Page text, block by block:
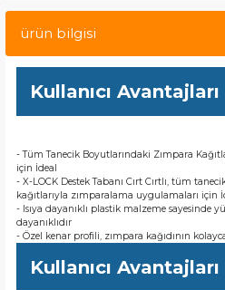
ürün bilgisi
Kullanıcı Avantajları
- Tüm Tanecik Boyutlarındaki Zımpara
için İdeal
- X-LOCK Destek Tabanı Cırt Cırtlı, tüm
kağıtlarıyla zımparalama uygulamaları için
- Isıya dayanıklı plastik malzeme sayesinde
dayanıklıdır
- Özel kenar profili, zımpara kağıdının
Kullanıcı Avantajları